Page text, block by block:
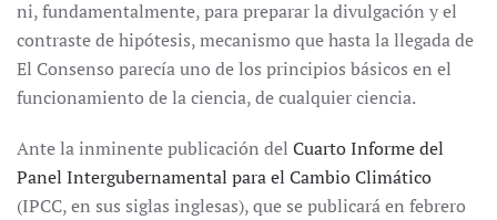
ni, fundamentalmente, para preparar la divulgación y el
contraste de hipótesis, mecanismo que hasta la llegada de
El Consenso parecía uno de los principios básicos en el
funcionamiento de la ciencia, de cualquier ciencia.
Ante la inminente publicación del Cuarto Informe del
Panel Intergubernamental para el Cambio Climático
(IPCC, en sus siglas inglesas), que se publicará en febrero